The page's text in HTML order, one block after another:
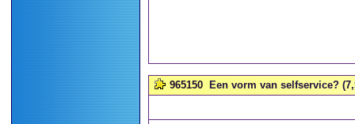
965150 Een vorm van selfservice?